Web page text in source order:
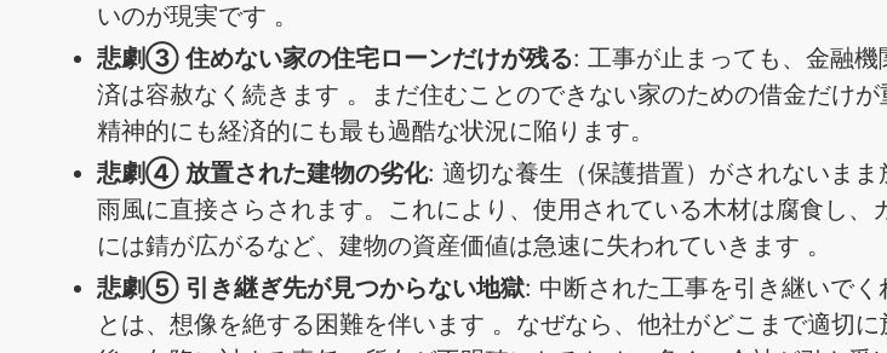
いのが現実です 。
悲劇③ 住めない家の住宅ローンだけが残る: 工事が止まっても、金融
済は容赦なく続きます 。まだ住むことのできない家のための借金だけが
精神的にも経済的にも最も過酷な状況に陥ります。
悲劇④ 放置された建物の劣化: 適切な養生（保護措置）がされないまま
雨風に直接さらされます。これにより、使用されている木材は腐食し、
には錆が広がるなど、建物の資産価値は急速に失われていきます 。
悲劇⑤ 引き継ぎ先が見つからない地獄: 中断された工事を引き継いで
とは、想像を絶する困難を伴います 。なぜなら、他社がどこまで適切に